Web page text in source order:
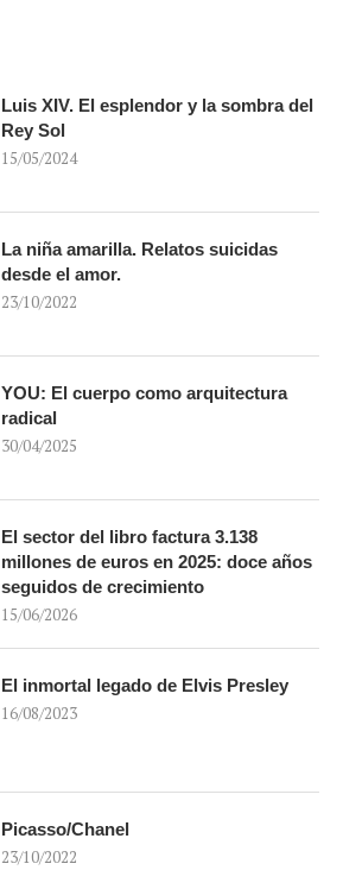
Luis XIV. El esplendor y la sombra del
Rey Sol
15/05/2024
La niña amarilla. Relatos suicidas
desde el amor.
23/10/2022
YOU: El cuerpo como arquitectura
radical
30/04/2025
El sector del libro factura 3.138
millones de euros en 2025: doce años
seguidos de crecimiento
15/06/2026
El inmortal legado de Elvis Presley
16/08/2023
Picasso/Chanel
23/10/2022